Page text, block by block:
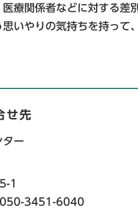
療関係者などに対する差
いやりの気持ちを持って
せ先
ター
1
050-3451-6040